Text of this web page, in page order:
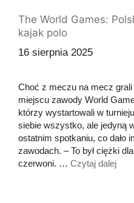
The World Games:
kajak polo
16 sierpnia 2025
Choć z meczu na mecz
miejscu zawody World
którzy wystartowali w
siebie wszystko, ale jedyną
ostatnim spotkaniu, co dało
zawodach. – To był ciężki
czerwoni. … Czytaj dalej